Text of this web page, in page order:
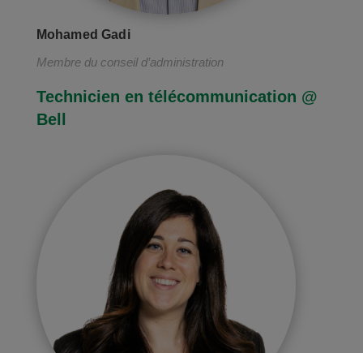
Mohamed Gadi
Membre du conseil d’administration
Technicien en télécommunication @
Bell